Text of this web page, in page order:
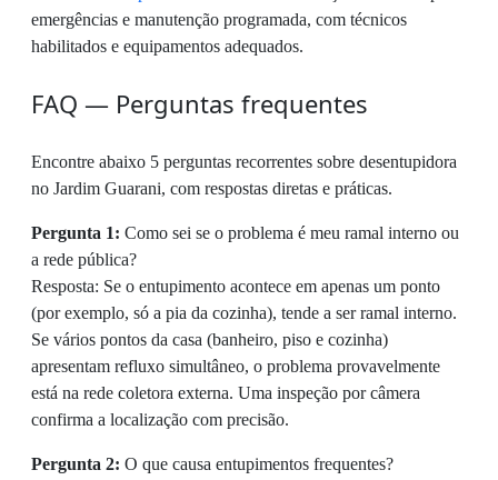
emergências e manutenção programada, com técnicos
habilitados e equipamentos adequados.
FAQ — Perguntas frequentes
Encontre abaixo 5 perguntas recorrentes sobre desentupidora
no Jardim Guarani, com respostas diretas e práticas.
Pergunta 1: Como sei se o problema é meu ramal interno ou
a rede pública?
Resposta: Se o entupimento acontece em apenas um ponto
(por exemplo, só a pia da cozinha), tende a ser ramal interno.
Se vários pontos da casa (banheiro, piso e cozinha)
apresentam refluxo simultâneo, o problema provavelmente
está na rede coletora externa. Uma inspeção por câmera
confirma a localização com precisão.
Pergunta 2: O que causa entupimentos frequentes?